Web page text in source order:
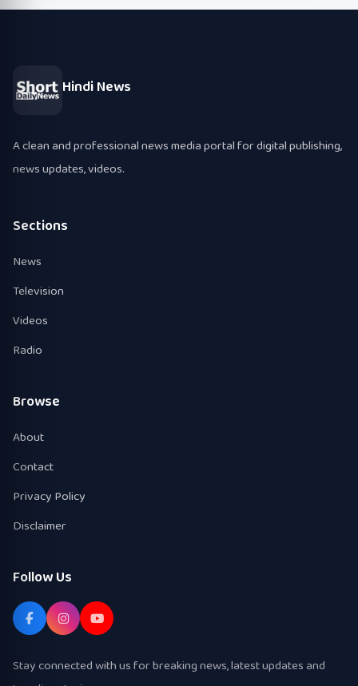
Hindi News
A clean and professional news media portal for digital publishing,
news updates, videos.
Sections
News
Television
Videos
Radio
Browse
About
Contact
Privacy Policy
Disclaimer
Follow Us
Stay connected with us for breaking news, latest updates and